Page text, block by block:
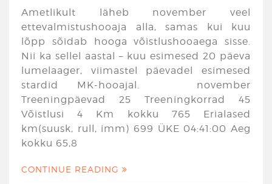
Ametlikult läheb november veel
ettevalmistushooaja alla, samas kui kuu
lõpp sõidab hooga võistlushooaega sisse.
Nii ka sellel aastal – kuu esimesed 20 päeva
lumelaager, viimastel päevadel esimesed
stardid MK-hooajal. november
Treeningpäevad 25 Treeningkorrad 45
Võistlusi 4 Km kokku 765 Erialased
km(suusk, rull, imm) 699 ÜKE 04:41:00 Aeg
kokku 65,8
CONTINUE READING